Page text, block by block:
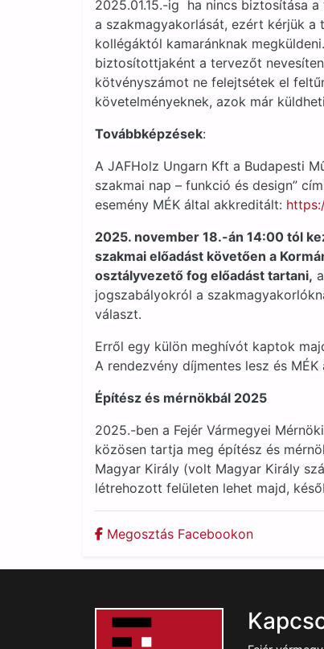
2025.01.15.-ig ha nincs biztosítása
a szakmagyakorlását, ezért kérjük
kollégáktól kamaránknak
biztosítottjaként a tervezőt
kötvényszámot ne felejtsétek el
követelményeknek, azok már
Továbbképzések:
A JAFHolz Ungarn Kft a Budapesti
szakmai nap – funkció és design”
esemény MÉK által akkreditált:
2025. november 18.-án 14:00 tól
szakmai előadást követően a
osztályvezető fog előadást tartani,
jogszabályokról a
választ.
Erről egy külön meghívót kaptok
A rendezvény díjmentes lesz és
Építész és mérnökbál 2025
2025.-ben a Fejér Vármegyei
közösen tartja meg építész és
Magyar Király (volt Magyar Király
létrehozott felületen lehet majd,
Megosztás Facebookon